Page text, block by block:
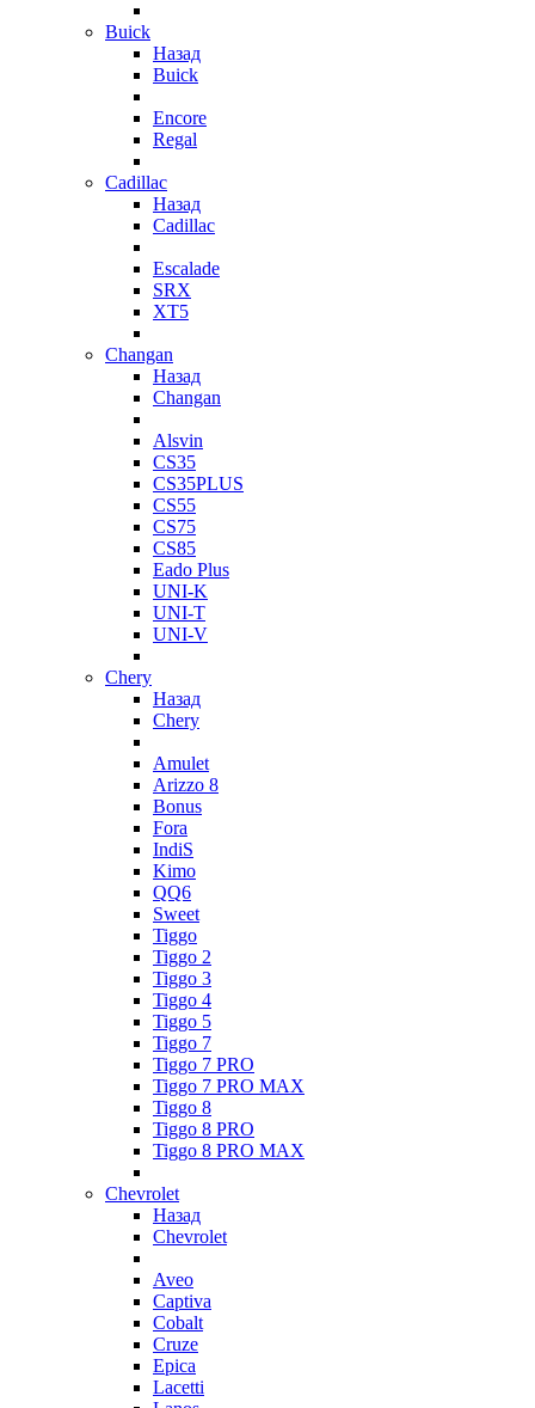
Buick
Назад
Buick
Encore
Regal
Cadillac
Назад
Cadillac
Escalade
SRX
XT5
Changan
Назад
Changan
Alsvin
CS35
CS35PLUS
CS55
CS75
CS85
Eado Plus
UNI-K
UNI-T
UNI-V
Chery
Назад
Chery
Amulet
Arizzo 8
Bonus
Fora
IndiS
Kimo
QQ6
Sweet
Tiggo
Tiggo 2
Tiggo 3
Tiggo 4
Tiggo 5
Tiggo 7
Tiggo 7 PRO
Tiggo 7 PRO MAX
Tiggo 8
Tiggo 8 PRO
Tiggo 8 PRO MAX
Chevrolet
Назад
Chevrolet
Aveo
Captiva
Cobalt
Cruze
Epica
Lacetti